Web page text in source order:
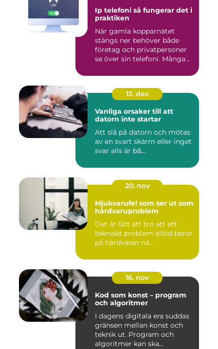
Ip telefoni så fungerar det i
praktiken
När gamla kopparnätet
stängs ner behöver både
företag och privatpersoner
se över sin telefoni. Många...
12. dec
Vanliga orsaker till att
datorn inte startar
Att slå på datorn och mötas
av en svart skärm eller inget
svar alls är b&...
20. nov
Mjukvarufel som ser ut som
hårdvaruproblem
Det är lätt att tro att ett
tekniskt problem alltid beror
på hårdvaran nä...
16. nov
Kod som konst – program
och algoritmer
I dagens digitala era suddas
gränsen mellan konst och
teknik ut. Program och
algoritmer kan ska...